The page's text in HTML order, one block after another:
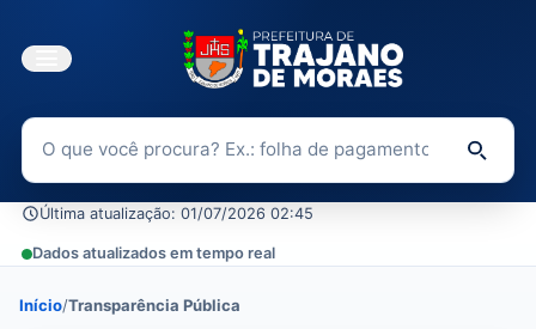
Buscar no Portal da Transparência
Última atualização: 01/07/2026 02:45
Dados atualizados em tempo real
Início/Transparência Pública